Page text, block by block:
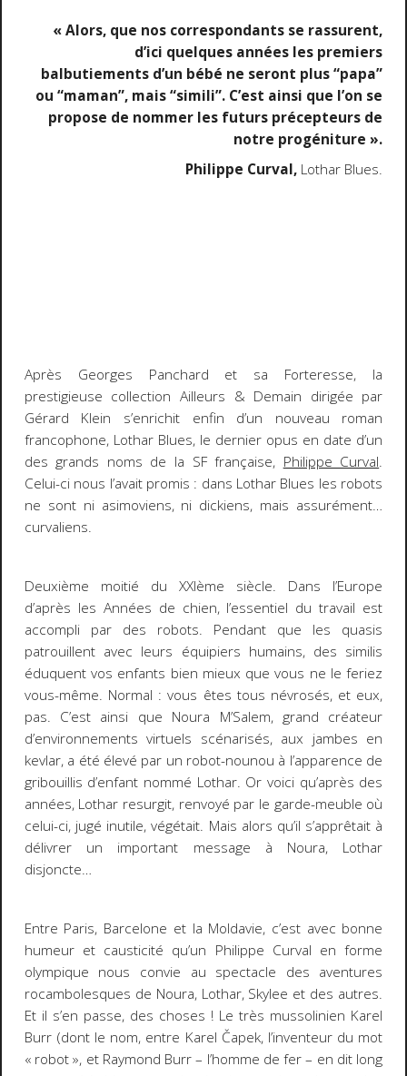
« Alors, que nos correspondants se rassurent,
d’ici quelques années les premiers
balbutiements d’un bébé ne seront plus “papa”
ou “maman”, mais “simili”. C’est ainsi que l’on se
propose de nommer les futurs précepteurs de
notre progéniture ».
Philippe Curval, Lothar Blues.
Après Georges Panchard et sa Forteresse, la
prestigieuse collection Ailleurs & Demain dirigée par
Gérard Klein s’enrichit enfin d’un nouveau roman
francophone, Lothar Blues, le dernier opus en date d’un
des grands noms de la SF française, Philippe Curval.
Celui-ci nous l’avait promis : dans Lothar Blues les robots
ne sont ni asimoviens, ni dickiens, mais assurément…
curvaliens.
Deuxième moitié du XXIème siècle. Dans l’Europe
d’après les Années de chien, l’essentiel du travail est
accompli par des robots. Pendant que les quasis
patrouillent avec leurs équipiers humains, des similis
éduquent vos enfants bien mieux que vous ne le feriez
vous-même. Normal : vous êtes tous névrosés, et eux,
pas. C’est ainsi que Noura M’Salem, grand créateur
d’environnements virtuels scénarisés, aux jambes en
kevlar, a été élevé par un robot-nounou à l’apparence de
gribouillis d’enfant nommé Lothar. Or voici qu’après des
années, Lothar resurgit, renvoyé par le garde-meuble où
celui-ci, jugé inutile, végétait. Mais alors qu’il s’apprêtait à
délivrer un important message à Noura, Lothar
disjoncte…
Entre Paris, Barcelone et la Moldavie, c’est avec bonne
humeur et causticité qu’un Philippe Curval en forme
olympique nous convie au spectacle des aventures
rocambolesques de Noura, Lothar, Skylee et des autres.
Et il s’en passe, des choses ! Le très mussolinien Karel
Burr (dont le nom, entre Karel Čapek, l’inventeur du mot
« robot », et Raymond Burr – l’homme de fer – en dit long